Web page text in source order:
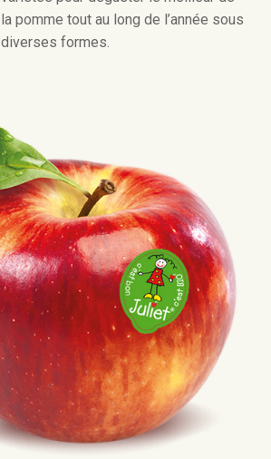
la pomme tout au long de l’année sous
diverses formes.